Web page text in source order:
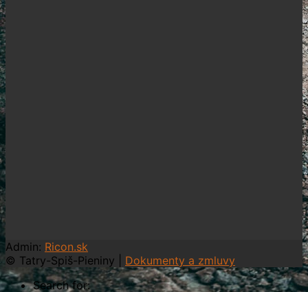
Admin: Ricon.sk
© Tatry-Spiš-Pieniny | Dokumenty a zmluvy
Search for: